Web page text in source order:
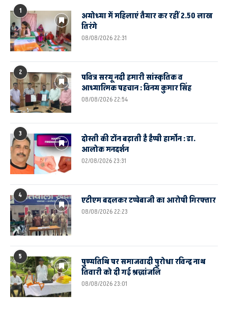
1
अयोध्या में महिलाएं तैयार कर रहीं 2.50 लाख
तिरंगे
08/08/2026 22:31
2
पवित्र सरयू नदी हमारी सांस्कृतिक व
आध्यात्मिक पहचान : विनय कुमार सिंह
08/08/2026 22:54
3
दोस्ती की टोंन बढ़ाती है हैप्पी हार्मोन : डा.
आलोक मनदर्शन
02/08/2026 23:31
4 एटीएम बदलकर टप्पेबाजी का आरोपी गिरफ्तार
08/08/2026 22:23
5
पुण्यतिथि पर समाजवादी पुरोधा रविन्द्र नाथ
तिवारी को दी गई श्रद्धांजलि
08/08/2026 23:01